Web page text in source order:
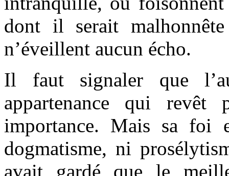
dont il serait
n’éveillent aucun écho.
Il faut signaler que
appartenance qui revêt
importance. Mais sa foi
dogmatisme, ni
avait gardé que le